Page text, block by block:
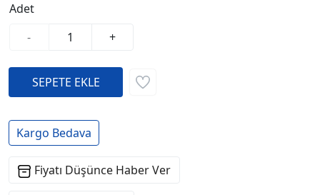
Adet
-
+
Kargo Bedava
Fiyatı Düşünce Haber Ver